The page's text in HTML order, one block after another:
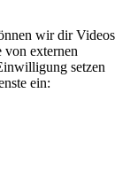
wir dir Videos
von externen
setzen
ein: